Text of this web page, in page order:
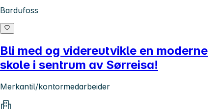
Bardufoss
Bli med og videreutvikle en moderne
skole i sentrum av Sørreisa!
Merkantil/kontormedarbeider